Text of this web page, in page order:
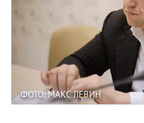
ФОТО: МАКС ЛЕВИН